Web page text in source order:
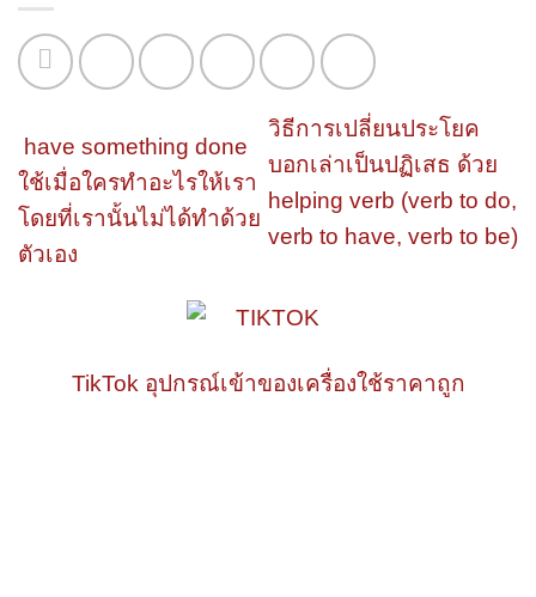
have something done
ใช้เมื่อใครทำอะไรให้เรา
โดยที่เรานั้นไม่ได้ทำด้วย
ตัวเอง
วิธีการเปลี่ยนประโยค
บอกเล่าเป็นปฏิเสธ ด้วย
helping verb (verb to do,
verb to have, verb to be)
TikTok อุปกรณ์เข้าของเครื่องใช้ราคาถูก